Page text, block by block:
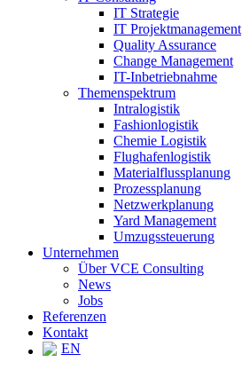
IT Strategie
IT Projektmanagement
Quality Assurance
Change Management
IT-Inbetriebnahme
Themenspektrum
Intralogistik
Fashionlogistik
Chemie Logistik
Flughafenlogistik
Materialflussplanung
Prozessplanung
Netzwerkplanung
Yard Management
Umzugssteuerung
Unternehmen
Über VCE Consulting
News
Jobs
Referenzen
Kontakt
EN